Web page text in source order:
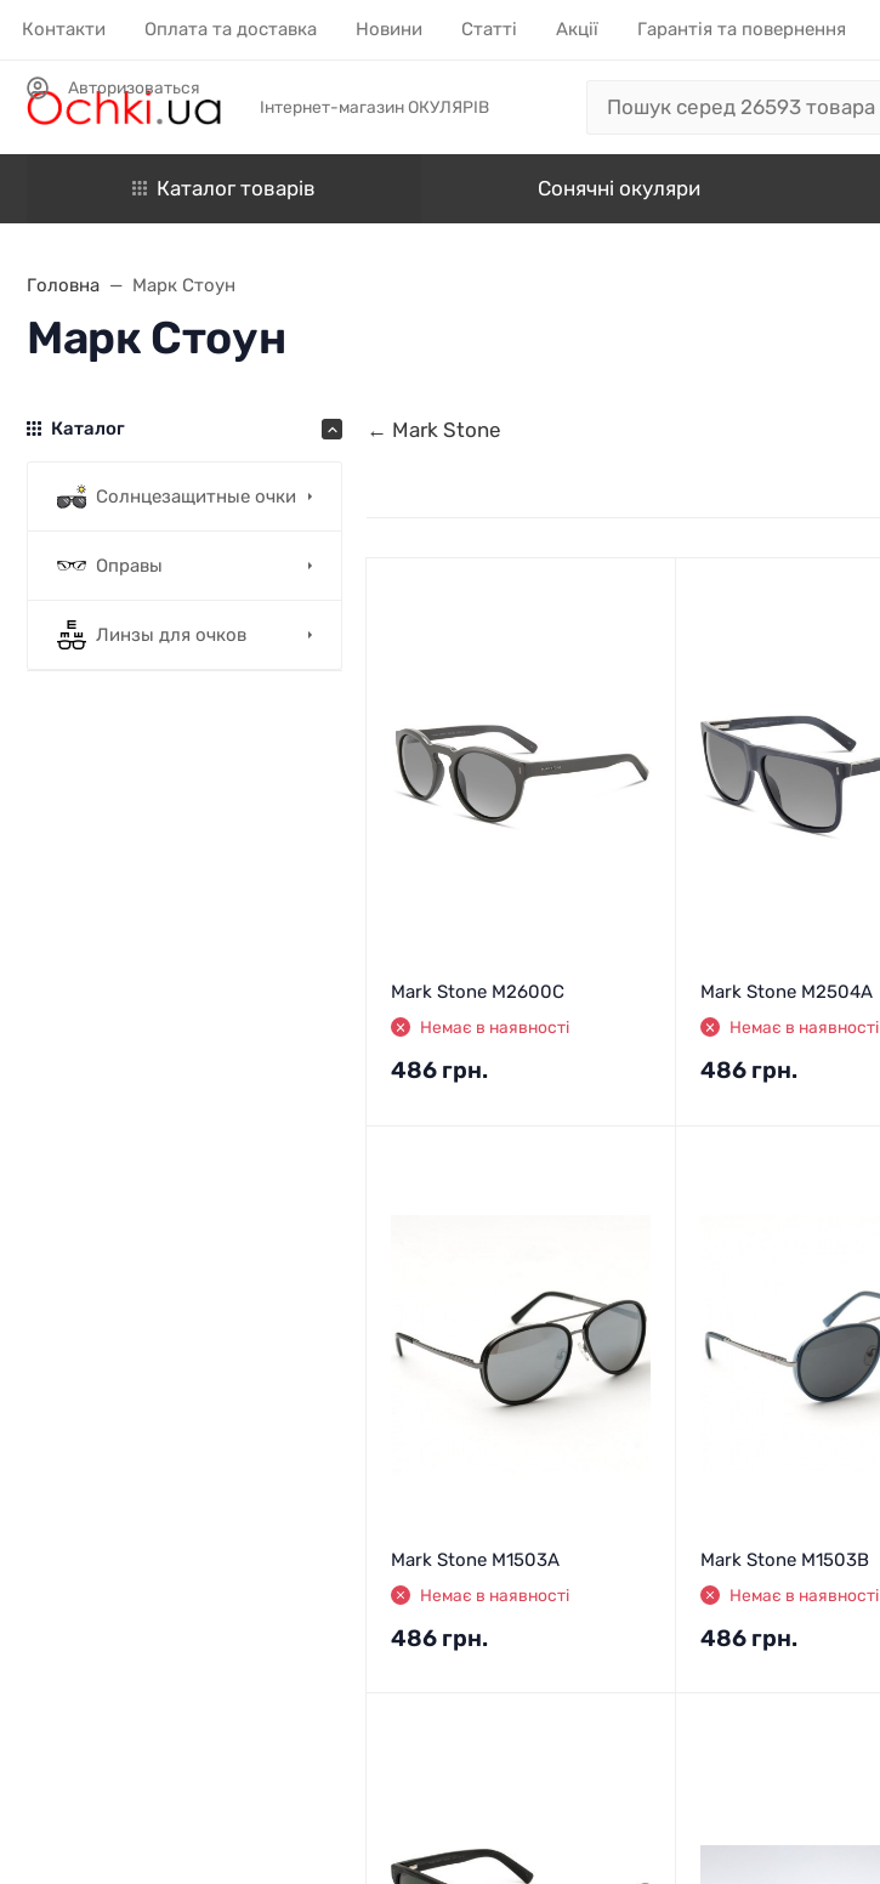
Контакти Оплата та доставка Новини Статті Акції Гарантія та повернення
Авторизоваться
Інтернет-магазин ОКУЛЯРІВ
Каталог товарів Сонячні окуляри
Головна Марк Стоун
Марк Стоун
Каталог
Солнцезащитные очки
Оправы
Линзы для очков
← Mark Stone
Mark Stone M2600C
Немає в наявності
486 грн.
Mark Stone M2504A
Немає в наявності
486 грн.
Mark Stone M1503A
Немає в наявності
486 грн.
Mark Stone M1503B
Немає в наявності
486 грн.